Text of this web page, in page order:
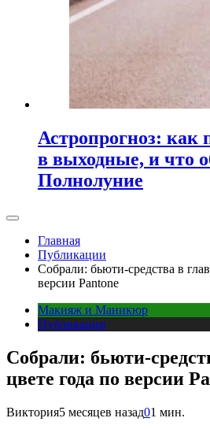
Астропрогноз: как
в выходные, и что
Полнолуние
Главная
Публикации
Собрали: бьюти-средства в
версии Pantone
Макияж и Маникюр
Публикации
Собрали: бьюти-
цвете года по версии
Виктория5 месяцев назад01 мин.